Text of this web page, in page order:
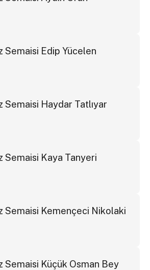
Semaisi Edip Yücelen
Semaisi Haydar Tatlıyar
Semaisi Kaya Tanyeri
Semaisi Kemençeci Nikolaki
Semaisi Küçük Osman Bey